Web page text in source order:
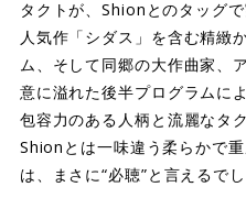
タクトが、Shionとのタッグで
人気作「シダス」を含む精緻
ム、そして同郷の大作曲家、
意に溢れた後半プログラムによ
包容力のある人柄と流麗なタ
Shionとは一味違う柔らかで
は、まさに“必聴”と言えるでし